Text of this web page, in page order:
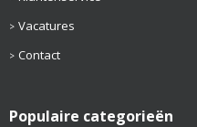
Vacatures
Contact
Populaire categorieën